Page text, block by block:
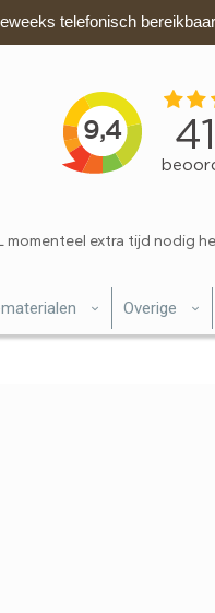
telefonisch
extra tijd nodig
Overige